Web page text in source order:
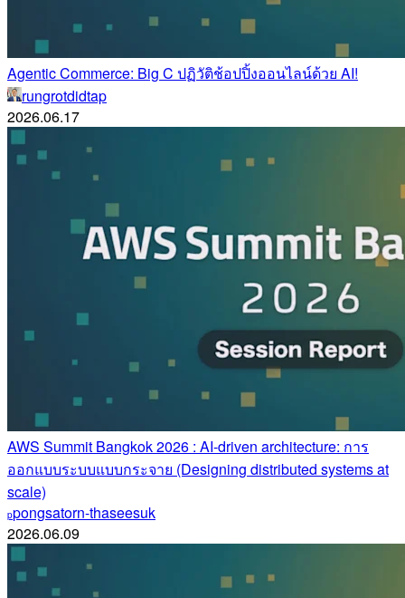
Agentic Commerce: Big C ปฏิวัติช้อปปิ้งออนไลน์ด้วย AI!
rungrotdidtap
2026.06.17
AWS Summit Bangkok 2026 : AI-driven architecture: การ
ออกแบบระบบแบบกระจาย (Designing distributed systems at
scale)
ppongsatorn-thaseesuk
2026.06.09